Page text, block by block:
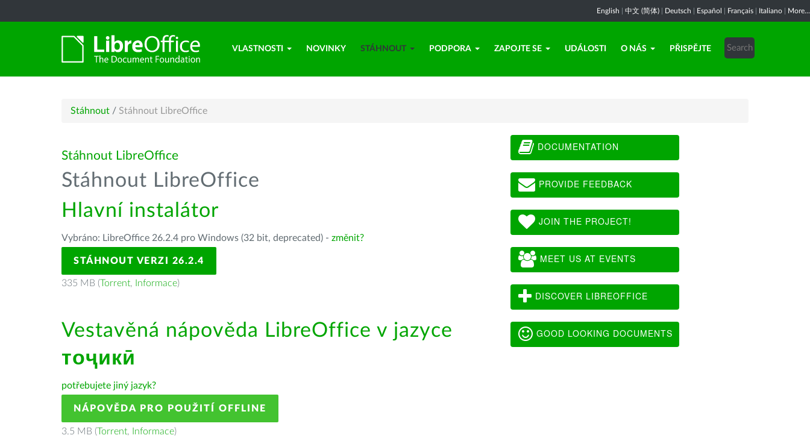
English 中文 (简体) Deutsch Español Français Italiano More...
VLASTNOSTI NOVINKY STÁHNOUT PODPORA ZAPOJTE SE UDÁLOSTI O NÁS PŘISPĚJTE
Stáhnout / Stáhnout LibreOffice
Stáhnout LibreOffice
Stáhnout LibreOffice
Hlavní instalátor
Vybráno: LibreOffice 26.2.4 pro Windows (32 bit, deprecated) - změnit?
STÁHNOUT VERZI 26.2.4
335 MB (Torrent, Informace)
Vestavěná nápověda LibreOffice v jazyce
тоҷикӣ
potřebujete jiný jazyk?
NÁPOVĚDA PRO POUŽITÍ OFFLINE
3.5 MB (Torrent, Informace)
DOCUMENTATION
PROVIDE FEEDBACK
JOIN THE PROJECT!
MEET US AT EVENTS
DISCOVER LIBREOFFICE
GOOD LOOKING DOCUMENTS